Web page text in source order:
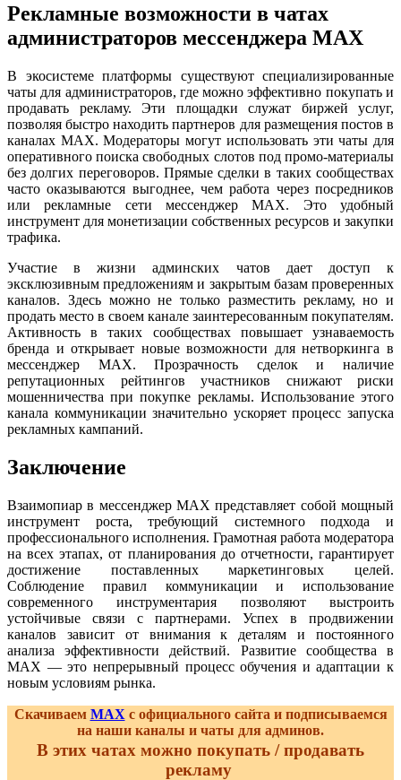
Рекламные возможности в чатах
администраторов мессенджера MAX
В экосистеме платформы существуют специализированные
чаты для администраторов, где можно эффективно покупать и
продавать рекламу. Эти площадки служат биржей услуг,
позволяя быстро находить партнеров для размещения постов в
каналах MAX. Модераторы могут использовать эти чаты для
оперативного поиска свободных слотов под промо-материалы
без долгих переговоров. Прямые сделки в таких сообществах
часто оказываются выгоднее, чем работа через посредников
или рекламные сети мессенджер MAX. Это удобный
инструмент для монетизации собственных ресурсов и закупки
трафика.
Участие в жизни админских чатов дает доступ к
эксклюзивным предложениям и закрытым базам проверенных
каналов. Здесь можно не только разместить рекламу, но и
продать место в своем канале заинтересованным покупателям.
Активность в таких сообществах повышает узнаваемость
бренда и открывает новые возможности для нетворкинга в
мессенджер MAX. Прозрачность сделок и наличие
репутационных рейтингов участников снижают риски
мошенничества при покупке рекламы. Использование этого
канала коммуникации значительно ускоряет процесс запуска
рекламных кампаний.
Заключение
Взаимопиар в мессенджер MAX представляет собой мощный
инструмент роста, требующий системного подхода и
профессионального исполнения. Грамотная работа модератора
на всех этапах, от планирования до отчетности, гарантирует
достижение поставленных маркетинговых целей.
Соблюдение правил коммуникации и использование
современного инструментария позволяют выстроить
устойчивые связи с партнерами. Успех в продвижении
каналов зависит от внимания к деталям и постоянного
анализа эффективности действий. Развитие сообщества в
MAX — это непрерывный процесс обучения и адаптации к
новым условиям рынка.
Скачиваем MAX с официального сайта и подписываемся
на наши каналы и чаты для админов.
В этих чатах можно покупать / продавать
рекламу